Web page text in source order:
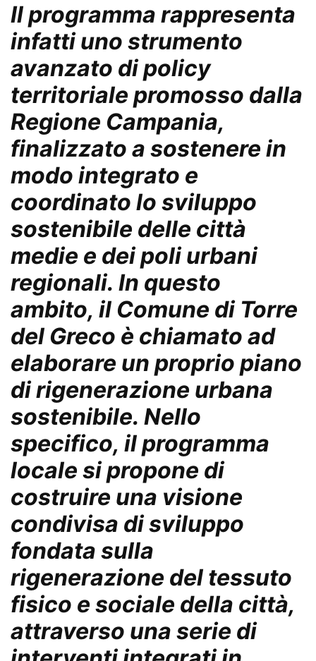
Il programma rappresenta
infatti uno strumento
avanzato di policy
territoriale promosso dalla
Regione Campania,
finalizzato a sostenere in
modo integrato e
coordinato lo sviluppo
sostenibile delle città
medie e dei poli urbani
regionali. In questo
ambito, il Comune di Torre
del Greco è chiamato ad
elaborare un proprio piano
di rigenerazione urbana
sostenibile. Nello
specifico, il programma
locale si propone di
costruire una visione
condivisa di sviluppo
fondata sulla
rigenerazione del tessuto
fisico e sociale della città,
attraverso una serie di